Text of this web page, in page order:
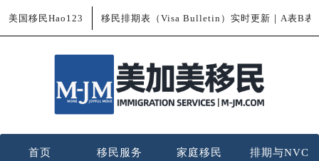
美国移民Hao123 移民排期表（Visa Bulletin）实时更新｜A表B表
首页 移民服务 家庭移民 排期与NVC